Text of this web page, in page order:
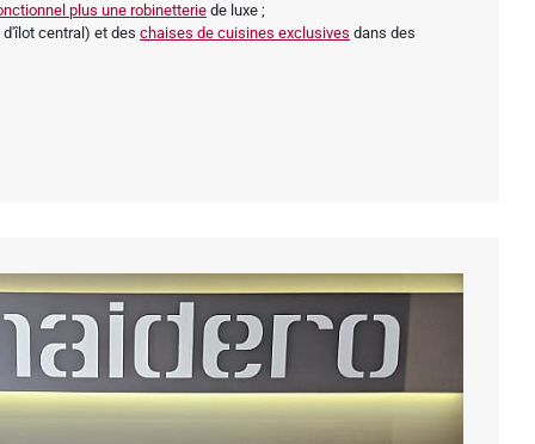
plus une robinetterie de luxe ;
central) et des chaises de cuisines exclusives dans des